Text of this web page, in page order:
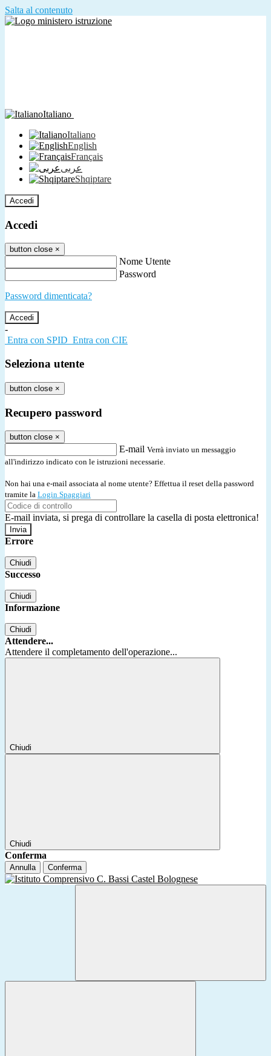
Salta al contenuto
Italiano
Italiano
English
Français
عربى
Shqiptare
Accedi
Accedi
button close ×
Nome Utente
Password
Password dimenticata?
-
Entra con SPID Entra con CIE
Seleziona utente
button close ×
Recupero password
button close ×
E-mail Verrà inviato un messaggio
all'indirizzo indicato con le istruzioni necessarie.
Non hai una e-mail associata al nome utente? Effettua il reset della password
tramite la Login Spaggiari
E-mail inviata, si prega di controllare la casella di posta elettronica!
Errore
Chiudi
Successo
Chiudi
Informazione
Chiudi
Attendere...
Attendere il completamento dell'operazione...
Chiudi
Chiudi
Conferma
Annulla Conferma